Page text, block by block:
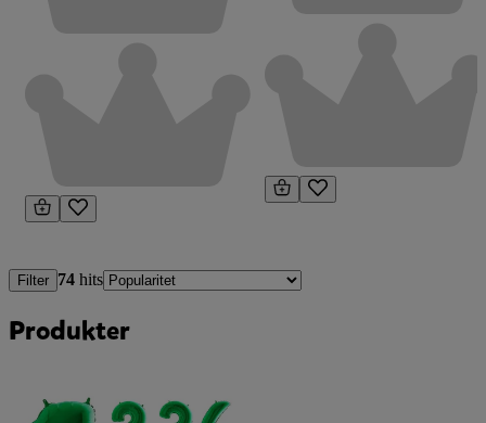
Filter 74 hits
Produkter